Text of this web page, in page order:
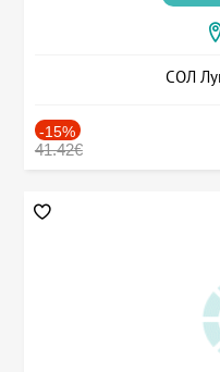
СОЛ
-15%
41.42€